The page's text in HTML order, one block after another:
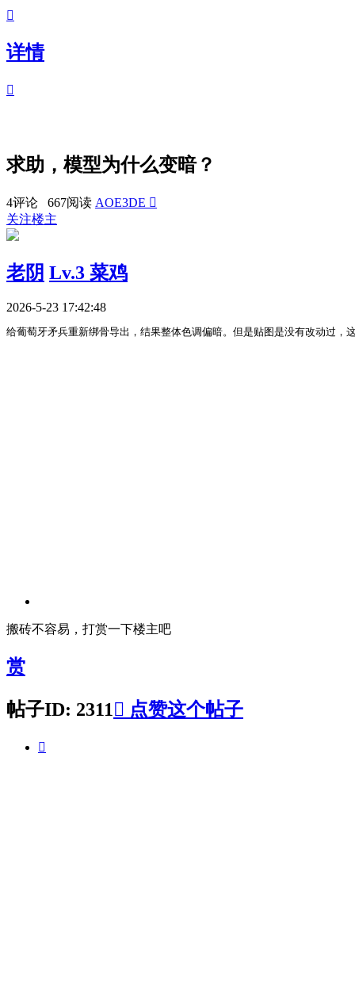

详情

求助，模型为什么变暗？
4评论 667阅读 AOE3DE 
关注楼主
老阴 Lv.3 菜鸡
2026-5-23 17:42:48
给葡萄牙矛兵重新绑骨导出，结果整体色调偏暗。但是贴图是没有改动过，
搬砖不容易，打赏一下楼主吧
赏
帖子ID: 2311 点赞这个帖子
